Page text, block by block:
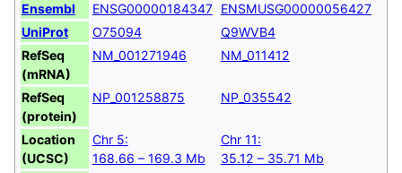
Ensembl
ENSG00000184347 ENSMUSG00000056427
UniProt
O75094
Q9WVB4
RefSeq
(mRNA)
NM_001271946 NM_011412
RefSeq
(protein)
NP_001258875 NP_035542
Location
(UCSC)
Chr 5:
168.66 – 169.3 Mb
Chr 11:
35.12 – 35.71 Mb